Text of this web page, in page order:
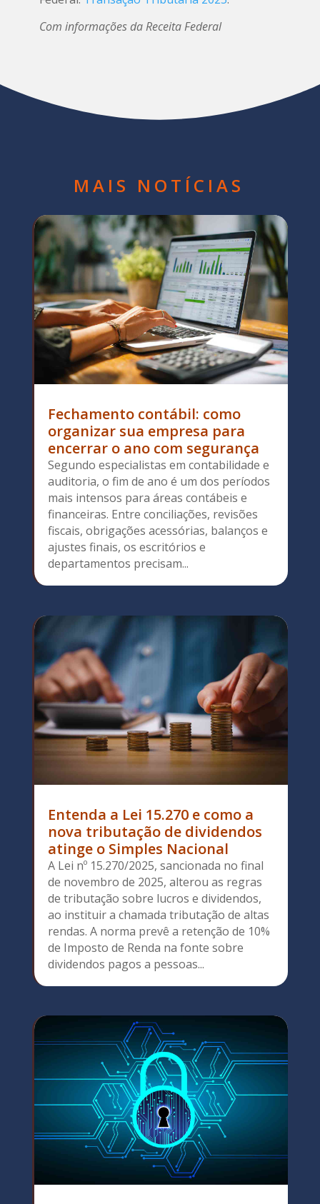
Com informações da Receita Federal
MAIS NOTÍCIAS
Fechamento contábil: como
organizar sua empresa para
encerrar o ano com segurança
Segundo especialistas em contabilidade e
auditoria, o fim de ano é um dos períodos
mais intensos para áreas contábeis e
financeiras. Entre conciliações, revisões
fiscais, obrigações acessórias, balanços e
ajustes finais, os escritórios e
departamentos precisam...
Entenda a Lei 15.270 e como a
nova tributação de dividendos
atinge o Simples Nacional
A Lei nº 15.270/2025, sancionada no final
de novembro de 2025, alterou as regras
de tributação sobre lucros e dividendos,
ao instituir a chamada tributação de altas
rendas. A norma prevê a retenção de 10%
de Imposto de Renda na fonte sobre
dividendos pagos a pessoas...